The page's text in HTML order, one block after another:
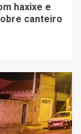
haxixe e
canteiro